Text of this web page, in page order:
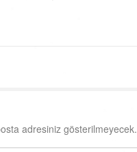
adresiniz gösterilmeyecek.